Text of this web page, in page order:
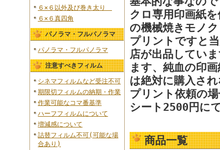
６×６以外及び巻き太り
６×６真四角
パノラマ・フルパノラマ
パノラマ・フルパノラマ
注意すべきフィルム
シネマフィルムなど受注不可
期限切フィルムの納期・作業
作業可能なコマ番基準
ハーフフィルムについて
増減感について
詰替フィルム不可(可能な場
合あり)
クロ専用印画紙
の機械焼きモノ
プリントですと
店が出品してい
ます、純血の印
は絶対に購入さ
プリント依頼の
シート2500円に
商品一覧